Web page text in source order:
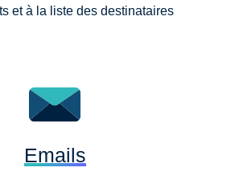
et à la liste des destinataires
Emails